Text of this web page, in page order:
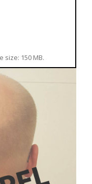
size: 150 MB.